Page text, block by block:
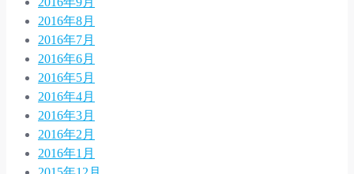
2016年8月
2016年7月
2016年6月
2016年5月
2016年4月
2016年3月
2016年2月
2016年1月